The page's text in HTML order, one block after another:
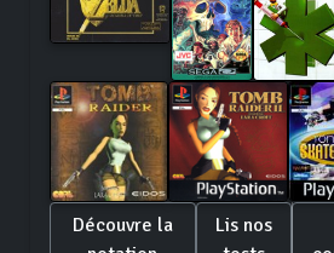
Découvre la
Lis nos